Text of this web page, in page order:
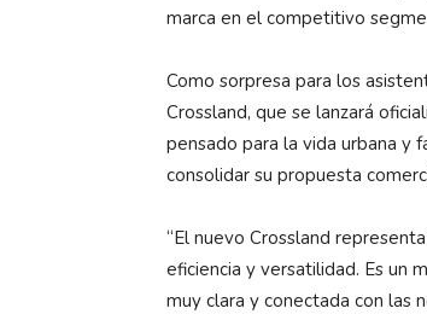
marca en el competitivo
Como sorpresa para los
Crossland, que se lanzará
pensado para la vida urbana y
consolidar su propuesta
“El nuevo Crossland
eficiencia y versatilidad. Es un
muy clara y conectada con las